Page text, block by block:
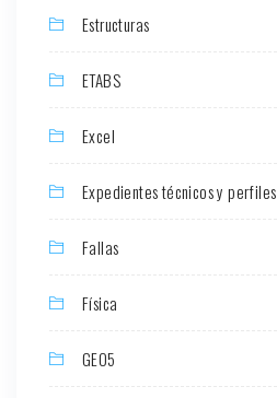
Estructuras
ETABS
Excel
Expedientes técnicos y perfiles
Fallas
Física
GEO5